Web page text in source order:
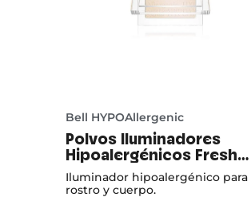
Bell HYPOAllergenic
Polvos Iluminadores
Hipoalergénicos Fresh
Glow
Iluminador hipoalergénico para
rostro y cuerpo.